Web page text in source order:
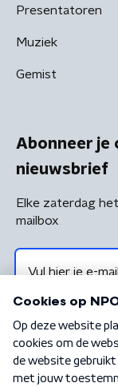
Presentatoren
Muziek
Gemist
Abonneer je
nieuwsbrief
Elke zaterdag
mailbox
Algemene